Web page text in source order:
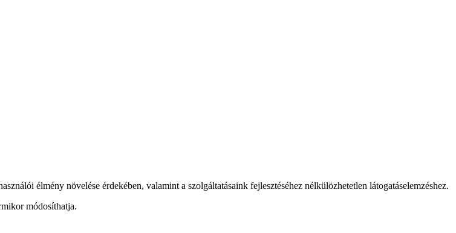
élmény növelése érdekében, valamint a szolgáltatásaink fejlesztéséhez nélkülözhetetlen látogatáselemzéshez.
módosíthatja.